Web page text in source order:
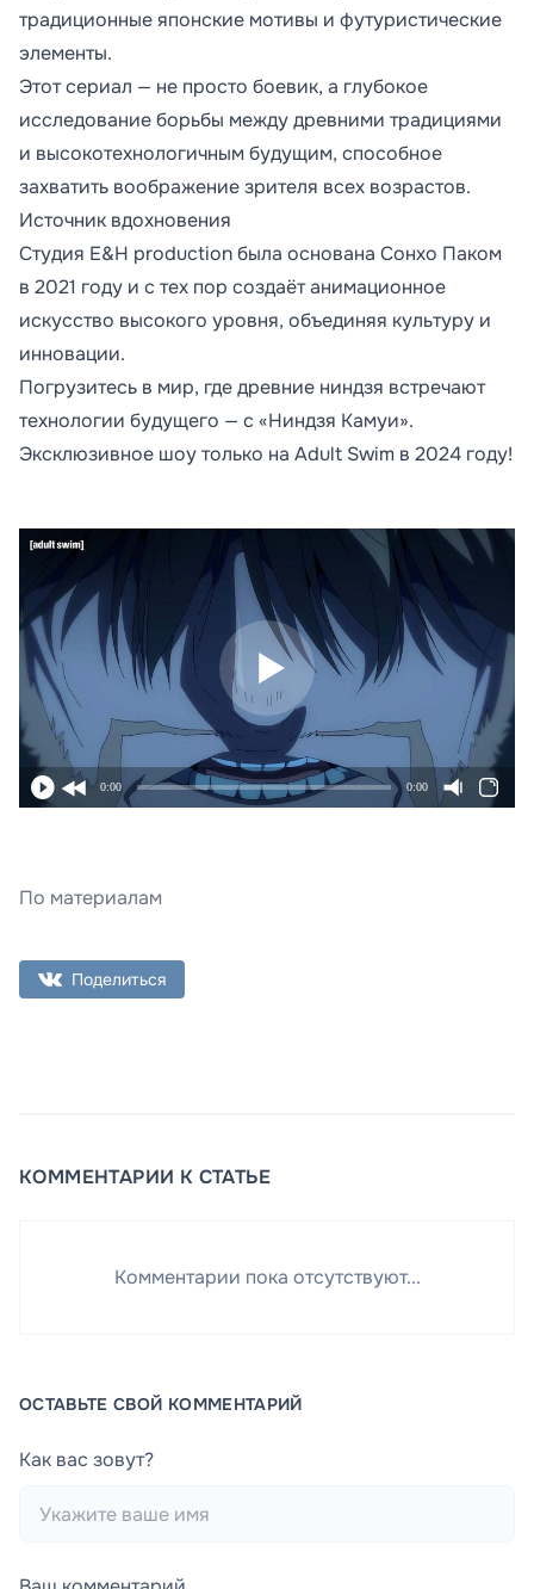
традиционные японские мотивы и футуристические
элементы.
Этот сериал — не просто боевик, а глубокое
исследование борьбы между древними традициями
и высокотехнологичным будущим, способное
захватить воображение зрителя всех возрастов.
Источник вдохновения
Студия E&H production была основана Сонхо Паком
в 2021 году и с тех пор создаёт анимационное
искусство высокого уровня, объединяя культуру и
инновации.
Погрузитесь в мир, где древние ниндзя встречают
технологии будущего — с «Ниндзя Камуи».
Эксклюзивное шоу только на Adult Swim в 2024 году!
0:00 0:00
По материалам
Поделиться
КОММЕНТАРИИ К СТАТЬЕ
Комментарии пока отсутствуют...
ОСТАВЬТЕ СВОЙ КОММЕНТАРИЙ
Как вас зовут?